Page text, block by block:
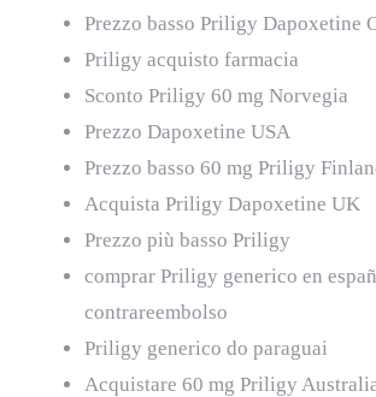
Prezzo basso Priligy Dapoxetine
Priligy acquisto farmacia
Sconto Priligy 60 mg Norvegia
Prezzo Dapoxetine USA
Prezzo basso 60 mg Priligy
Acquista Priligy Dapoxetine UK
Prezzo più basso Priligy
comprar Priligy generico en
contrareembolso
Priligy generico do paraguai
Acquistare 60 mg Priligy